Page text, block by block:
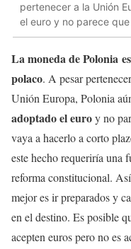
pertenecer a la Unión
el euro y no parece
La moneda de Polonia
polaco. A pesar
Unión Europa, Polonia
adoptado el euroy no
vaya a hacerlo a corto
este hecho requeriría una
reforma constitucional.
mejor es ir preparados y
en el destino. Es posible
acepten euros pero no es